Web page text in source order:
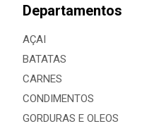
Departamentos
AÇAI
BATATAS
CARNES
CONDIMENTOS
GORDURAS E OLEOS